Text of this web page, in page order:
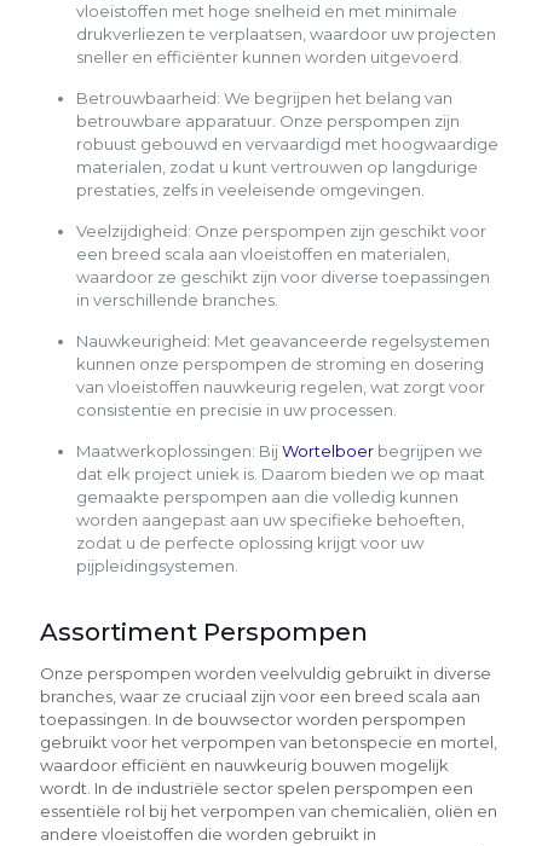
vloeistoffen met hoge snelheid en met minimale
drukverliezen te verplaatsen, waardoor uw projecten
sneller en efficiënter kunnen worden uitgevoerd.
Betrouwbaarheid: We begrijpen het belang van
betrouwbare apparatuur. Onze perspompen zijn
robuust gebouwd en vervaardigd met hoogwaardige
materialen, zodat u kunt vertrouwen op langdurige
prestaties, zelfs in veeleisende omgevingen.
Veelzijdigheid: Onze perspompen zijn geschikt voor
een breed scala aan vloeistoffen en materialen,
waardoor ze geschikt zijn voor diverse toepassingen
in verschillende branches.
Nauwkeurigheid: Met geavanceerde regelsystemen
kunnen onze perspompen de stroming en dosering
van vloeistoffen nauwkeurig regelen, wat zorgt voor
consistentie en precisie in uw processen.
Maatwerkoplossingen: BijWortelboer begrijpen we
dat elk project uniek is. Daarom bieden we op maat
gemaakte perspompen aan die volledig kunnen
worden aangepast aan uw specifieke behoeften,
zodat u de perfecte oplossing krijgt voor uw
pijpleidingsystemen.
Assortiment Perspompen
Onze perspompen worden veelvuldig gebruikt in diverse
branches, waar ze cruciaal zijn voor een breed scala aan
toepassingen. In de bouwsector worden perspompen
gebruikt voor het verpompen van betonspecie en mortel,
waardoor efficiënt en nauwkeurig bouwen mogelijk
wordt. In de industriële sector spelen perspompen een
essentiële rol bij het verpompen van chemicaliën, oliën en
andere vloeistoffen die worden gebruikt in